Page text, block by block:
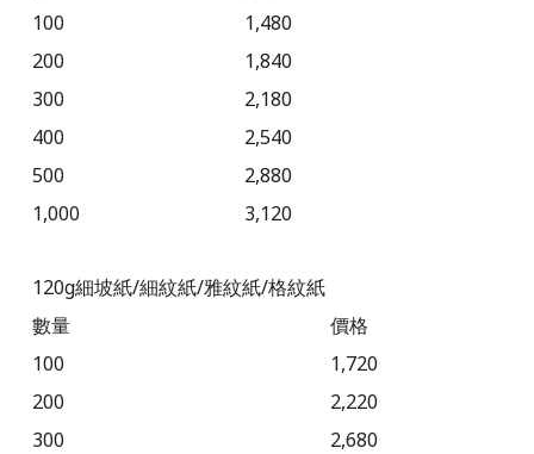
100
1,480
200
1,840
300
2,180
400
2,540
500
2,880
1,000
3,120
120g細坡紙/細紋紙/雅紋紙/格紋紙
數量
價格
100
1,720
200
2,220
300
2,680